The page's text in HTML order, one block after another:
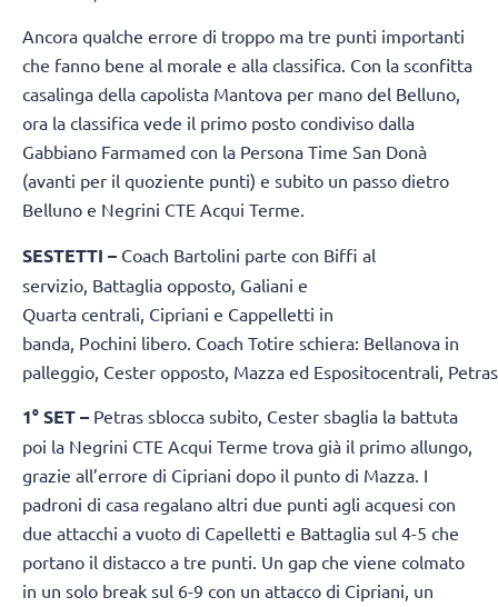
Ancora qualche errore di troppo ma tre punti importanti
che fanno bene al morale e alla classifica. Con la sconfitta
casalinga della capolista Mantova per mano del Belluno,
ora la classifica vede il primo posto condiviso dalla
Gabbiano Farmamed con la Persona Time San Donà
(avanti per il quoziente punti) e subito un passo dietro
Belluno e Negrini CTE Acqui Terme.
SESTETTI – Coach Bartolini parte con Biffi al
servizio, Battaglia opposto, Galiani e
Quarta centrali, Cipriani e Cappelletti in
banda, Pochini libero. Coach Totire schiera: Bellanova in
palleggio, Cester opposto, Mazza ed Espositocentrali,
1° SET – Petras sblocca subito, Cester sbaglia la battuta
poi la Negrini CTE Acqui Terme trova già il primo allungo,
grazie all’errore di Cipriani dopo il punto di Mazza. I
padroni di casa regalano altri due punti agli acquesi con
due attacchi a vuoto di Capelletti e Battaglia sul 4-5 che
portano il distacco a tre punti. Un gap che viene colmato
in un solo break sul 6-9 con un attacco di Cipriani, un